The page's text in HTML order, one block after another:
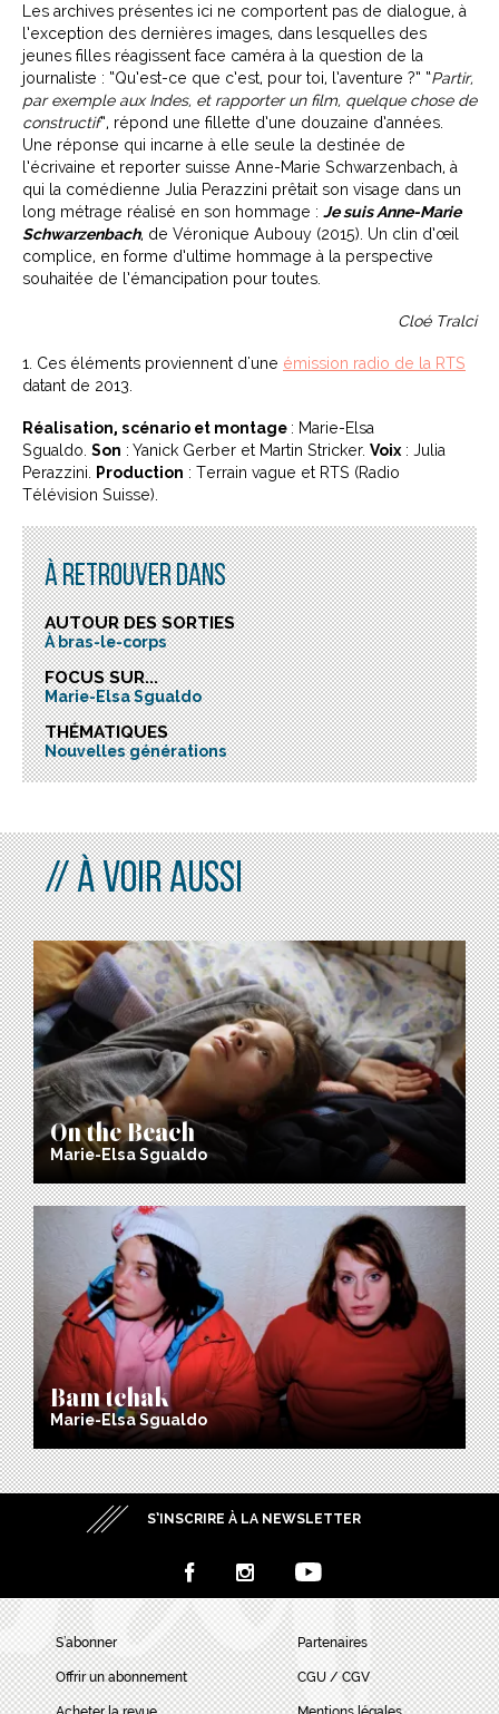
Les archives présentes ici ne comportent pas de dialogue, à
l’exception des dernières images, dans lesquelles des
jeunes filles réagissent face caméra à la question de la
journaliste : “Qu’est-ce que c’est, pour toi, l’aventure ?” “Partir,
par exemple aux Indes, et rapporter un film, quelque chose de
constructif”, répond une fillette d’une douzaine d’années.
Une réponse qui incarne à elle seule la destinée de
l’écrivaine et reporter suisse Anne-Marie Schwarzenbach, à
qui la comédienne Julia Perazzini prêtait son visage dans un
long métrage réalisé en son hommage : Je suis Anne-Marie
Schwarzenbach, de Véronique Aubouy (2015). Un clin d’œil
complice, en forme d’ultime hommage à la perspective
souhaitée de l’émancipation pour toutes.
Cloé Tralci
1. Ces éléments proviennent d'une émission radio de la RTS
datant de 2013.
Réalisation, scénario et montage : Marie-Elsa
Sgualdo. Son : Yanick Gerber et Martin Stricker. Voix : Julia
Perazzini. Production : Terrain vague et RTS (Radio
Télévision Suisse).
À RETROUVER DANS
AUTOUR DES SORTIES
À bras-le-corps
FOCUS SUR...
Marie-Elsa Sgualdo
THÉMATIQUES
Nouvelles générations
À VOIR AUSSI
On the Beach
Marie-Elsa Sgualdo
Bam tchak
Marie-Elsa Sgualdo
S’INSCRIRE À LA NEWSLETTER
S’abonner
Offrir un abonnement
Partenaires
CGU / CGV